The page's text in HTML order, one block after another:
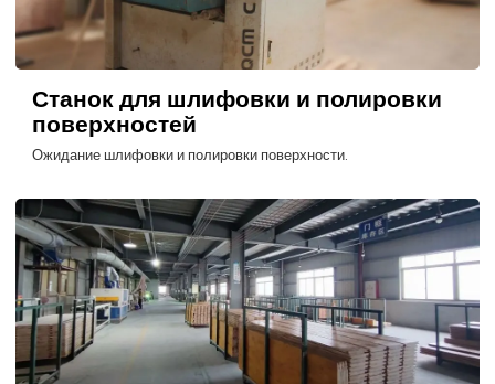
Станок для шлифовки и полировки
поверхностей
Ожидание шлифовки и полировки поверхности.